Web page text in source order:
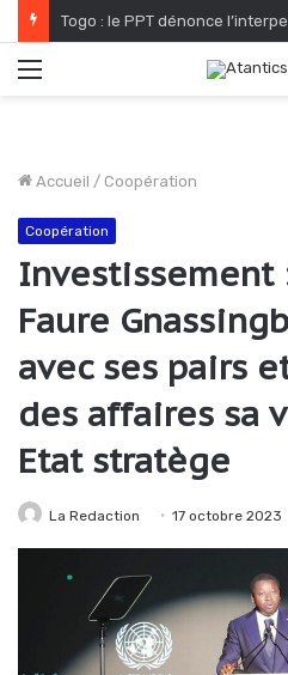
Accueil / Coopération
Coopération
Investissement
Faure
avec ses pairs
des affaires sa
Etat stratège
La Redaction 17 octobre 2023